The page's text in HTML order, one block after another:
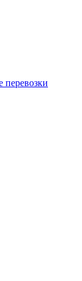
перевозки